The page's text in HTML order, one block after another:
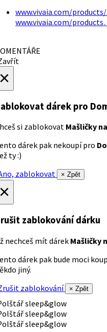
www.vivaia.com/
www.vivaia.com/
dárek pro
si zablokovat Mašličky
dárek pak nekoupí pro
ty :)
zablokovat
× Zpět
zablokování dárku
nechceš mít dárek Mašličky
dárek pak bude moci
jiný.
zablokování
× Zpět